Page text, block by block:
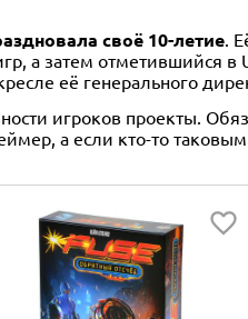
своё 10-летие .
а затем отметившийся в
её генерального
игроков проекты.
а если кто-то таковым